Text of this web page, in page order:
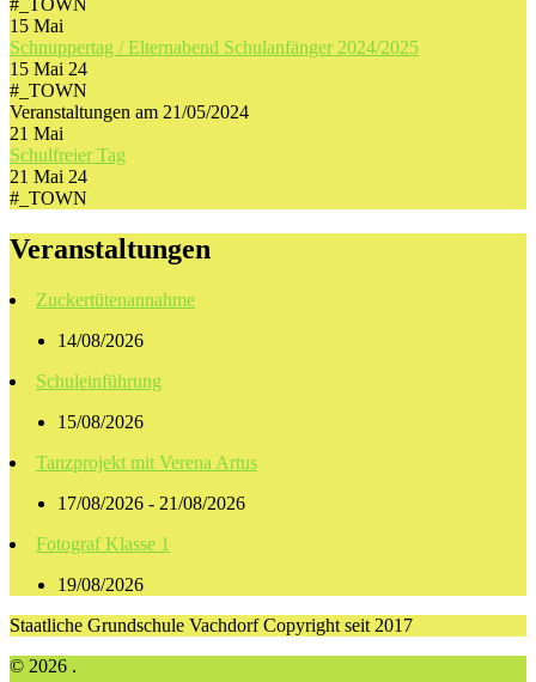
15 Mai
Schnuppertag / Elternabend Schulanfänger 2024/2025
15 Mai 24
#_TOWN
Veranstaltungen am 21/05/2024
21 Mai
Schulfreier Tag
21 Mai 24
#_TOWN
Veranstaltungen
Zuckertütenannahme
14/08/2026
Schuleinführung
15/08/2026
Tanzprojekt mit Verena Artus
17/08/2026 - 21/08/2026
Fotograf Klasse 1
19/08/2026
Staatliche Grundschule Vachdorf Copyright seit 2017
© 2026 .